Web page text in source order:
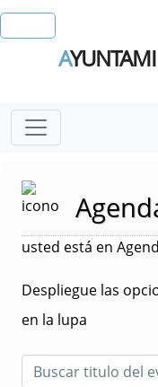
A
usted está en
Despliegue las
en la lupa